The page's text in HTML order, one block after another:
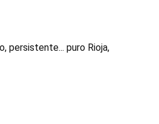
persistente... puro Rioja,